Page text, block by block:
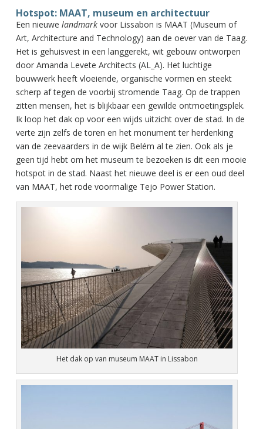
Hotspot: MAAT, museum en architectuur
Een nieuwe landmarkvoor Lissabon is MAAT (Museum of
Art, Architecture and Technology) aan de oever van de Taag.
Het is gehuisvest in een langgerekt, wit gebouw ontworpen
door Amanda Levete Architects (AL_A). Het luchtige
bouwwerk heeft vloeiende, organische vormen en steekt
scherp af tegen de voorbij stromende Taag. Op de trappen
zitten mensen, het is blijkbaar een gewilde ontmoetingsplek.
Ik loop het dak op voor een wijds uitzicht over de stad. In de
verte zijn zelfs de toren en het monument ter herdenking
van de zeevaarders in de wijk Belém al te zien. Ook als je
geen tijd hebt om het museum te bezoeken is dit een mooie
hotspot in de stad. Naast het nieuwe deel is er een oud deel
van MAAT, het rode voormalige Tejo Power Station.
Het dak op van museum MAAT in Lissabon